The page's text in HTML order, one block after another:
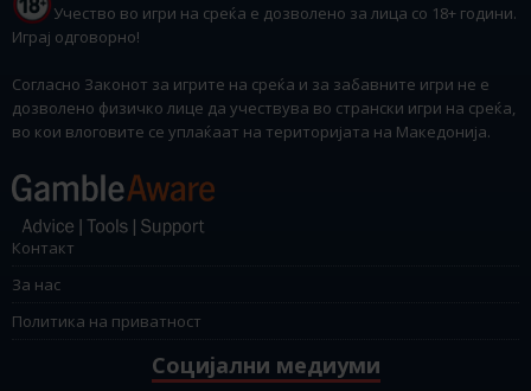
Учество во игри на среќа е дозволено за лица со 18+ години.
Играј одговорно!
Согласно Законот за игрите на среќа и за забавните игри не е
дозволено физичко лице да учествува во странски игри на среќа,
во кои влоговите се уплаќаат на територијата на Македонија.
Контакт
За нас
Политика на приватност
Социјални медиуми